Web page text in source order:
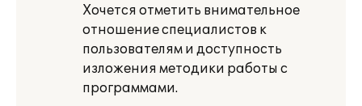
Хочется отметить внимательное
отношение специалистов к
пользователям и доступность
изложения методики работы с
программами.